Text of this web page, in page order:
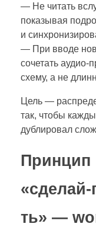
— Не читать
показывая
и
— При вводе
сочетать
схему, а не
Цель —
так, чтобы
дублировал
Принцип
ть» —